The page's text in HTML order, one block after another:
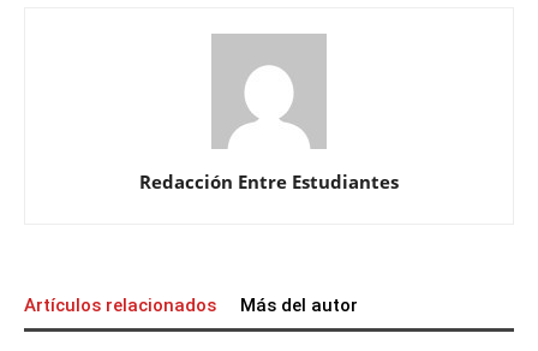
Redacción Entre Estudiantes
Artículos relacionados Más del autor